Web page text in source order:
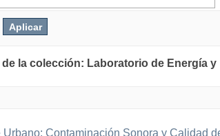
la colección: Laboratorio de Energía y
Contaminación Sonora y Calidad